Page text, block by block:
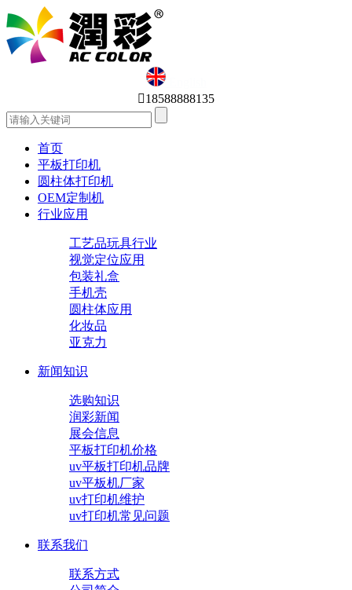
English
18588888135
首页
平板打印机
圆柱体打印机
OEM定制机
行业应用
工艺品玩具行业
视觉定位应用
包装礼盒
手机壳
圆柱体应用
化妆品
亚克力
新闻知识
选购知识
润彩新闻
展会信息
平板打印机价格
uv平板打印机品牌
uv平板机厂家
uv打印机维护
uv打印机常见问题
联系我们
联系方式